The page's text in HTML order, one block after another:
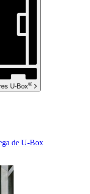
U-Box®
de U-Box